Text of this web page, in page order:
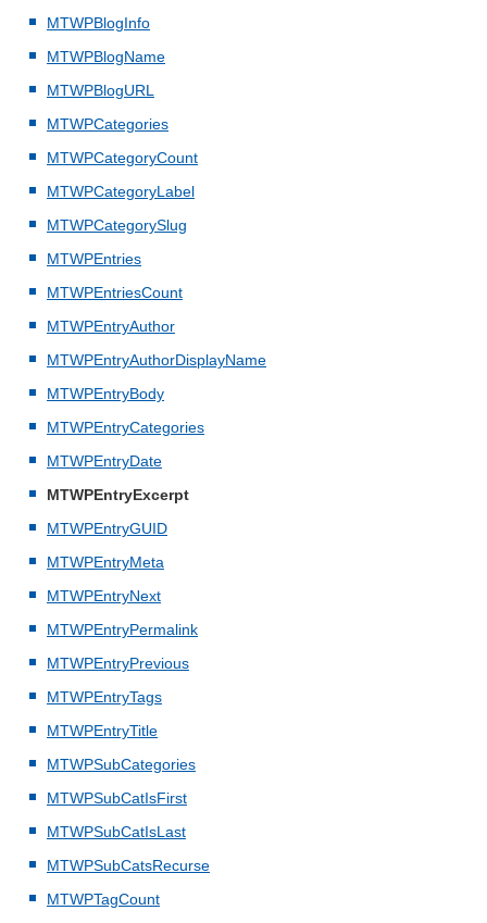
MTWPBlogInfo
MTWPBlogName
MTWPBlogURL
MTWPCategories
MTWPCategoryCount
MTWPCategoryLabel
MTWPCategorySlug
MTWPEntries
MTWPEntriesCount
MTWPEntryAuthor
MTWPEntryAuthorDisplayName
MTWPEntryBody
MTWPEntryCategories
MTWPEntryDate
MTWPEntryExcerpt
MTWPEntryGUID
MTWPEntryMeta
MTWPEntryNext
MTWPEntryPermalink
MTWPEntryPrevious
MTWPEntryTags
MTWPEntryTitle
MTWPSubCategories
MTWPSubCatIsFirst
MTWPSubCatIsLast
MTWPSubCatsRecurse
MTWPTagCount